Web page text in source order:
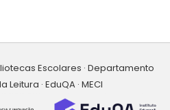
Escolares · Departamento
· EduQA · MECI